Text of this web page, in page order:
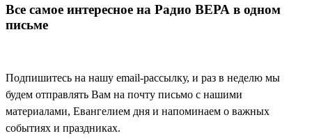
Все самое интересное на Радио ВЕРА в одном
письме
Подпишитесь на нашу email-рассылку, и раз в неделю мы
будем отправлять Вам на почту письмо с нашими
материалами, Евангелием дня и напоминаем о важных
событиях и праздниках.